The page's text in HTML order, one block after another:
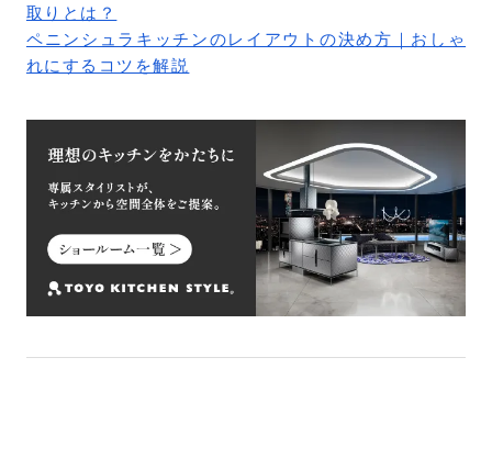
取りとは？
ペニンシュラキッチンのレイアウトの決め方｜おしゃ
れにするコツを解説